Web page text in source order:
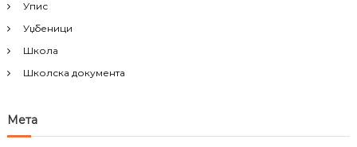
Упис
Уџбеници
Школа
Школска документа
Мета